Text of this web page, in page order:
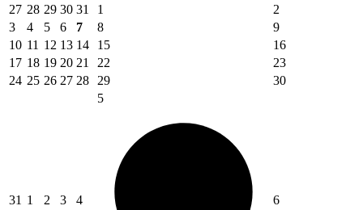
27 28 29 30 31 1
2
3
4 5 6 7 8
9
10 11 12 13 14 15
16
17 18 19 20 21 22
23
24 25 26 27 28 29 30
31 1 2 3 4
5
6